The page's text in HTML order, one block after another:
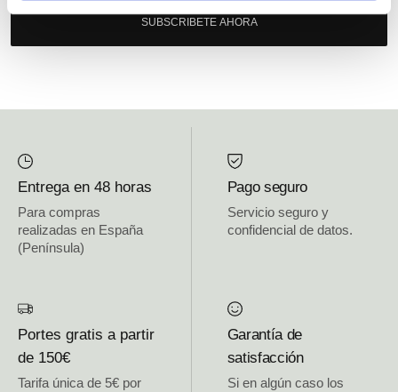
SUBSCRIBETE AHORA
Entrega en 48 horas
Para compras
realizadas en España
(Península)
Pago seguro
Servicio seguro y
confidencial de datos.
Portes gratis a partir
de 150€
Tarifa única de 5€ por
Garantía de
satisfacción
Si en algún caso los